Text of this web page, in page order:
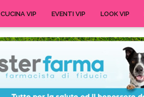
CUCINA VIP EVENTI VIP LOOK VIP